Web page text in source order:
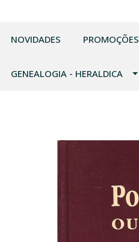
NOVIDADES PROMOÇÕES
GENEALOGIA - HERALDICA